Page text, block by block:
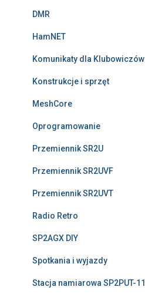
DMR
HamNET
Komunikaty dla Klubowiczów
Konstrukcje i sprzęt
MeshCore
Oprogramowanie
Przemiennik SR2U
Przemiennik SR2UVF
Przemiennik SR2UVT
Radio Retro
SP2AGX DIY
Spotkania i wyjazdy
Stacja namiarowa SP2PUT-11